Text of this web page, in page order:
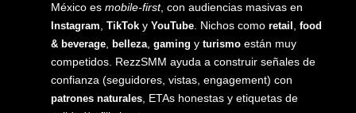
México es mobile-first, con audiencias masivas en
Instagram TikTok y YouTube . Nichos como retail
food
& beverage
belleza gaming y turismo están muy
competidos. RezzSMM ayuda a construir señales de
confianza (seguidores, vistas, engagement) con
patrones naturales , ETAs honestas y etiquetas de